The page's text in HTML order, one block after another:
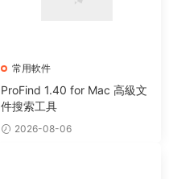
常用軟件
ProFind 1.40 for Mac 高級文
件搜索工具
2026-08-06